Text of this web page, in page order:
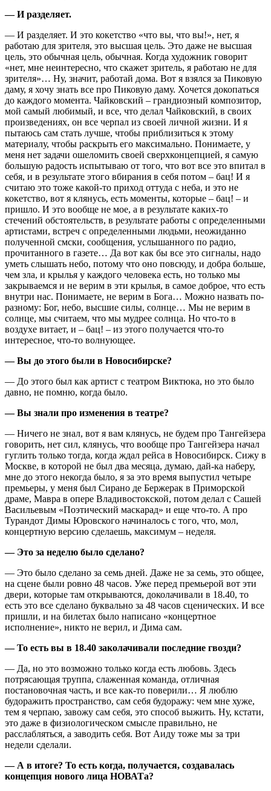
— И разделяет.
— И разделяет. И это кокетство «что вы, что вы!», нет, я
работаю для зрителя, это высшая цель. Это даже не высшая
цель, это обычная цель, обычная. Когда художник говорит
«нет, мне неинтересно, что скажет зритель, я работаю не для
зрителя»… Ну, значит, работай дома. Вот я взялся за Пиковую
даму, я хочу знать все про Пиковую даму. Хочется докопаться
до каждого момента. Чайковский – грандиозный композитор,
мой самый любимый, и все, что делал Чайковский, в своих
произведениях, он все черпал из своей личной жизни. И я
пытаюсь сам стать лучше, чтобы приблизиться к этому
материалу, чтобы раскрыть его максимально. Понимаете, у
меня нет задачи ошеломить своей сверхконцепцией, я самую
большую радость испытываю от того, что вот все это впитал в
себя, и в результате этого вбирания в себя потом – бац! И я
считаю это тоже какой-то приход оттуда с неба, и это не
кокетство, вот я клянусь, есть моменты, которые – бац! – и
пришло. И это вообще не мое, а в результате каких-то
стечений обстоятельств, в результате работы с определенными
артистами, встреч с определенными людьми, неожиданно
полученной смски, сообщения, услышанного по радио,
прочитанного в газете… Да вот как бы все это сигналы, надо
уметь слышать небо, потому что оно повсюду, и добра больше,
чем зла, и крылья у каждого человека есть, но только мы
закрываемся и не верим в эти крылья, в самое доброе, что есть
внутри нас. Понимаете, не верим в Бога… Можно назвать по-
разному: Бог, небо, высшие силы, солнце… Мы не верим в
солнце, мы считаем, что мы мудрее солнца. Но что-то в
воздухе витает, и – бац! – из этого получается что-то
интересное, что-то волнующее.
— Вы до этого были в Новосибирске?
— До этого был как артист с театром Виктюка, но это было
давно, не помню, когда было.
— Вы знали про изменения в театре?
— Ничего не знал, вот я вам клянусь, не будем про Тангейзера
говорить, нет сил, клянусь, что вообще про Тангейзера начал
гуглить только тогда, когда ждал рейса в Новосибирск. Сижу в
Москве, в которой не был два месяца, думаю, дай-ка наберу,
мне до этого некогда было, я за это время выпустил четыре
премьеры, у меня был Сирано де Бержерак в Приморской
драме, Мавра в опере Владивостокской, потом делал с Сашей
Васильевым «Поэтический маскарад» и еще что-то. А про
Турандот Димы Юровского начиналось с того, что, мол,
концертную версию сделаешь, максимум – неделя.
— Это за неделю было сделано?
— Это было сделано за семь дней. Даже не за семь, это общее,
на сцене были ровно 48 часов. Уже перед премьерой вот эти
двери, которые там открываются, доколачивали в 18.40, то
есть это все сделано буквально за 48 часов сценических. И все
пришли, и на билетах было написано «концертное
исполнение», никто не верил, и Дима сам.
— То есть вы в 18.40 заколачивали последние гвозди?
— Да, но это возможно только когда есть любовь. Здесь
потрясающая труппа, слаженная команда, отличная
постановочная часть, и все как-то поверили… Я люблю
будоражить пространство, сам себя будоражу: чем мне хуже,
тем я черпаю, завожу сам себя, это способ выжить. Ну, кстати,
это даже в физиологическом смысле правильно, не
расслабляться, а заводить себя. Вот Аиду тоже мы за три
недели сделали.
— А в итоге? То есть когда, получается, создавалась
концепция нового лица НОВАТа?